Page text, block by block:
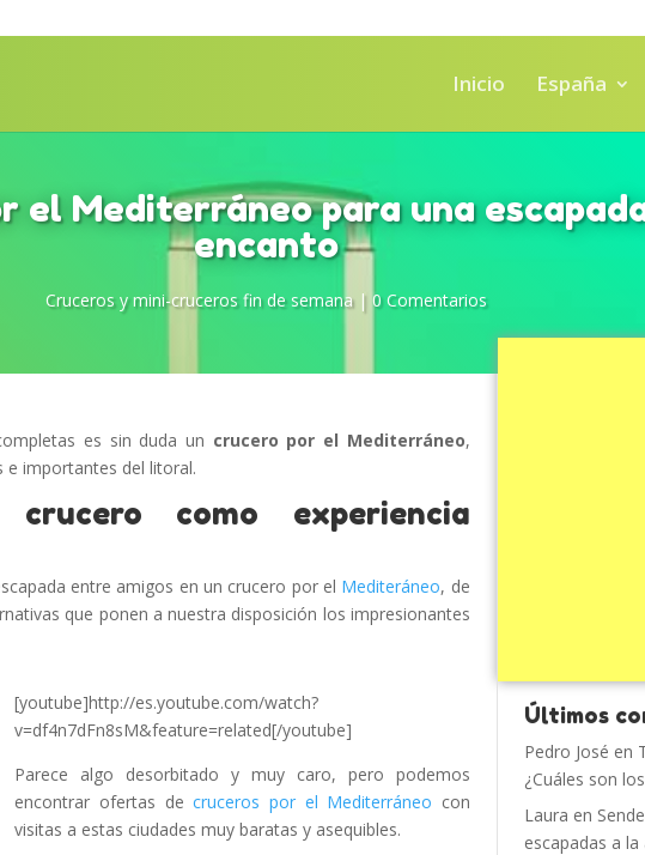
Inicio España
el Mediterráneo para una
encanto
Cruceros y mini-cruceros fin de semana| 0 Comentarios
es sin duda un crucero por el Mediterráneo,
e importantes del litoral.
como experiencia
entre amigos en un crucero por el Mediteráneo, de
que ponen a nuestra disposición los impresionantes
[youtube]http://es.youtube.com/watch?
v=df4n7dFn8sM&feature=related[/youtube]
Parece algo desorbitado y muy caro, pero podemos
encontrar ofertas decruceros por el Mediterráneo con
visitas a estas ciudades muy baratas y asequibles.
Últimos
Pedro José en
¿Cuáles son
Laura en
escapadas a